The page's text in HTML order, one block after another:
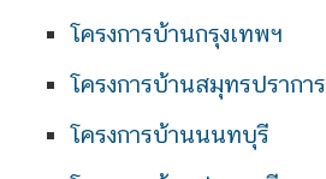
โครงการบ้านกรุงเทพฯ
โครงการบ้านสมุทรปราการ
โครงการบ้านนนทบุรี